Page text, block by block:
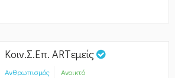
Κοιν.Σ.Επ. ARTεμείς
Ανθρωπισμός Ανοικτό